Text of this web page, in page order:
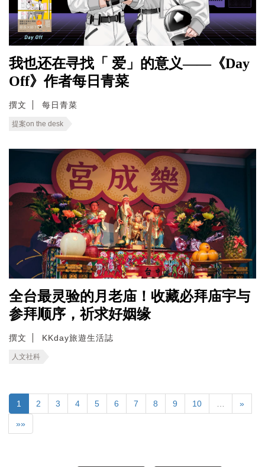
我也还在寻找「 爱」的意义——《Day
Off》作者每日青菜
撰文 每日青菜
提案on the desk
全台最灵验的月老庙！收藏必拜庙宇与
参拜顺序，祈求好姻缘
撰文 KKday旅遊生活誌
人文社科
1 2 3 4 5 6 7 8 9 10 »
»»